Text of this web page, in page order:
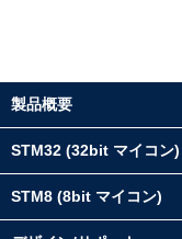
製品概要
STM32 (32bit マイコン)
STM8 (8bit マイコン)